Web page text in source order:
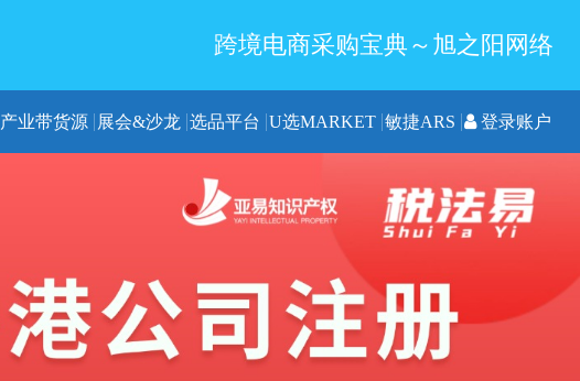
跨境电商采购宝典～旭之阳网络
产业带货源 展会&沙龙 选品平台 U选MARKET 敏捷ARS 登录账户